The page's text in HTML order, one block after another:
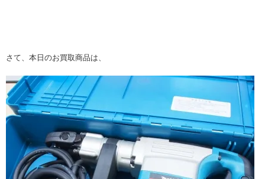
さて、本日のお買取商品は、